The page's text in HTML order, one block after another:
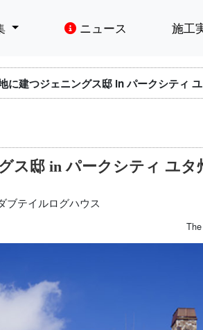
ニュース 施工
に建つジェニングス邸 in パークシティ
ス邸 in パークシティ ユタ
ブテイルログハウス